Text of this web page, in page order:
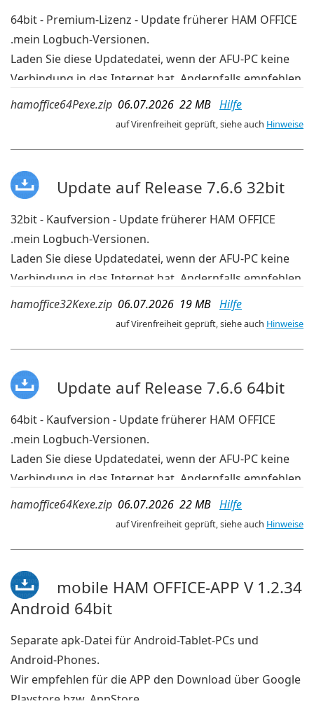
64bit - Premium-Lizenz - Update früherer HAM OFFICE
.mein Logbuch-Versionen.
Laden Sie diese Updatedatei, wenn der AFU-PC keine
Verbindung in das Internet hat. Andernfalls empfehlen
wir die aktuelleren Updates der OnlineUpdate-
Verwaltung im Programm.
hamoffice64Pexe.zip 06.07.2026 22 MB Hilfe
auf Virenfreiheit geprüft, siehe auch Hinweise
Update auf Release 7.6.6 32bit
32bit - Kaufversion - Update früherer HAM OFFICE
.mein Logbuch-Versionen.
Laden Sie diese Updatedatei, wenn der AFU-PC keine
Verbindung in das Internet hat. Andernfalls empfehlen
wir die aktuelleren Updates der OnlineUpdate-
Verwaltung im Programm.
hamoffice32Kexe.zip 06.07.2026 19 MB Hilfe
auf Virenfreiheit geprüft, siehe auch Hinweise
Update auf Release 7.6.6 64bit
64bit - Kaufversion - Update früherer HAM OFFICE
.mein Logbuch-Versionen.
Laden Sie diese Updatedatei, wenn der AFU-PC keine
Verbindung in das Internet hat. Andernfalls empfehlen
wir die aktuelleren Updates der OnlineUpdate-
Verwaltung im Programm.
hamoffice64Kexe.zip 06.07.2026 22 MB Hilfe
auf Virenfreiheit geprüft, siehe auch Hinweise
mobile HAM OFFICE-APP V 1.2.34
Android 64bit
Separate apk-Datei für Android-Tablet-PCs und
Android-Phones.
Wir empfehlen für die APP den Download über Google
Playstore bzw. AppStore.